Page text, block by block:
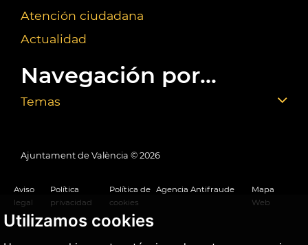
Utilizamos cookies
Atención ciudadana
Actualidad
Navegación por...
Temas
Ajuntament de València © 2026
Aviso
legal
Política
privacidad
Política de
cookies
Agencia Antifraude
Mapa
Web